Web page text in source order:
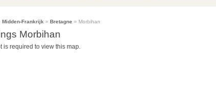
Midden-Frankrijk » Bretagne » Morbihan
Morbihan
is required to view this map.